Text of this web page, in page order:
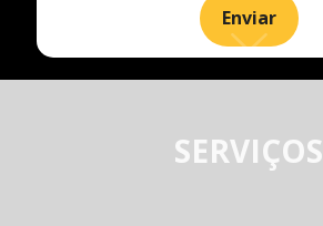
SERVIÇOS